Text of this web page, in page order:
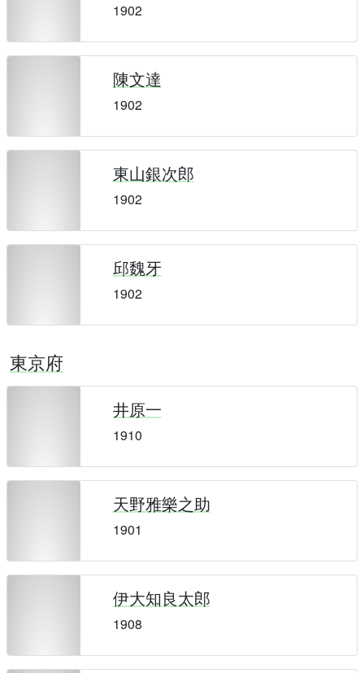
1902
陳文達
1902
東山銀次郎
1902
邱魏牙
1902
東京府
井原一
1910
天野雅樂之助
1901
伊大知良太郎
1908